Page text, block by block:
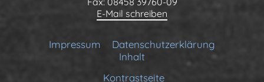
E-Mail schreiben
Impressum
Datenschutzerklärung
Inhalt
Kontrastseite